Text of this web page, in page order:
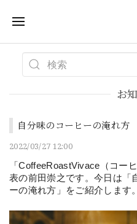
お
自分味のコーヒーの淹れ方
2022/03/27 12:00
「CoffeeRoastVivace（コー
表の前田崇之です。今日は「
ーの淹れ方」をご紹介します。